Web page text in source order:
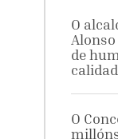
O
de
O